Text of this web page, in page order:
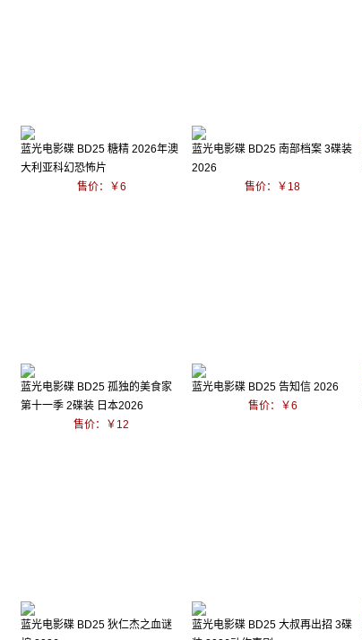
蓝光电影碟 BD25 糖精 2026年澳
大利亚科幻恐怖片
售价：￥6
蓝光电影碟 BD25 南部档案 3碟装
2026
售价：￥18
蓝光电影碟 BD25 孤独的美食家
第十一季 2碟装 日本2026
售价：￥12
蓝光电影碟 BD25 告知信 2026
售价：￥6
蓝光电影碟 BD25 狄仁杰之血谜
蓝光电影碟 BD25 大叔再出招 3碟